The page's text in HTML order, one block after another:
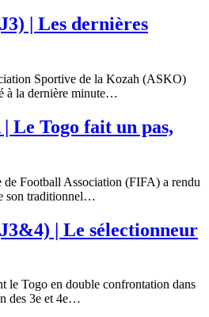
| Les dernières
Sportive de la Kozah (ASKO)
à la dernière minute…
Le Togo fait un pas,
de Football Association (FIFA) a rendu
son traditionnel…
| Le sélectionneur
le Togo en double confrontation dans
des 3e et 4e…